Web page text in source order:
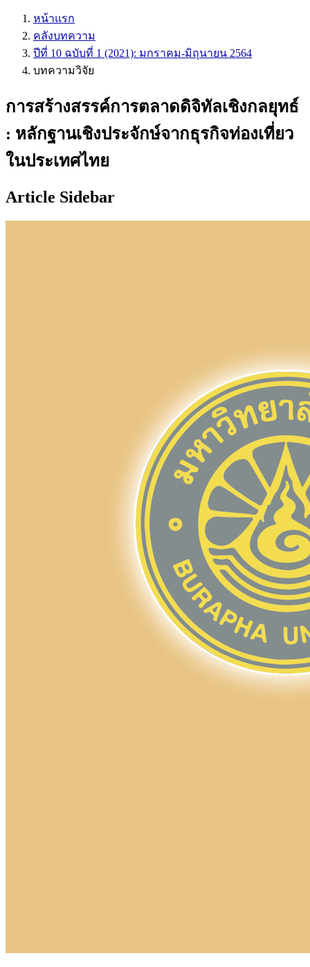
หน้าแรก
คลังบทความ
ปีที่ 10 ฉบับที่ 1 (2021): มกราคม-มิถุนายน 2564
บทความวิจัย
การสร้างสรรค์การตลาดดิจิทัลเชิงกลยุทธ์
: หลักฐานเชิงประจักษ์จากธุรกิจท่องเที่ยว
ในประเทศไทย
Article Sidebar